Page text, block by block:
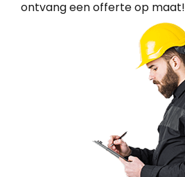
ontvang een offerte op maat!